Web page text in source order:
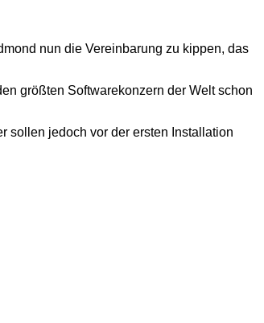
nun die Vereinbarung zu kippen, das
größten Softwarekonzern der Welt schon
sollen jedoch vor der ersten Installation